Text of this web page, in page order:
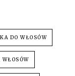
DO WŁOSÓW